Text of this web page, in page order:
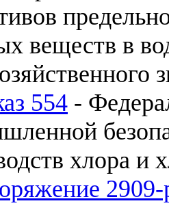
веществ в
554 -
хлора и
2909-